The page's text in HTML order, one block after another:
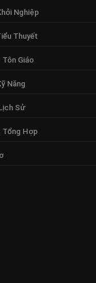
Nghiệp
Thuyết
Tôn Giáo
Năng
Sử
Tổng Hợp